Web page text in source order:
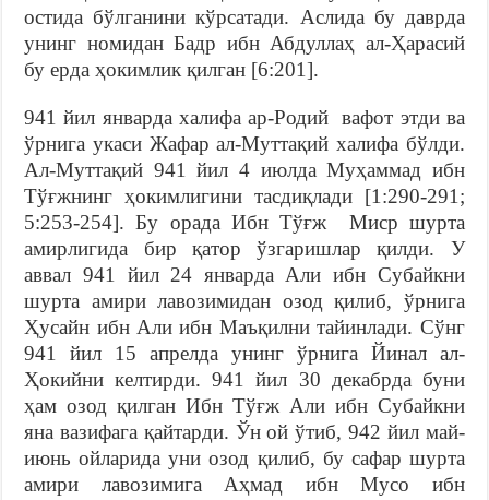
остида бўлганини кўрсатади. Аслида бу даврда
унинг номидан Бадр ибн Абдуллаҳ ал-Ҳарасий
бу ерда ҳокимлик қилган [6:201].
941 йил январда халифа ар-Родий вафот этди ва
ўрнига укаси Жафар ал-Муттақий халифа бўлди.
Ал-Муттақий 941 йил 4 июлда Муҳаммад ибн
Тўғжнинг ҳокимлигини тасдиқлади [1:290-291;
5:253-254]. Бу орада Ибн Тўғж Миср шурта
амирлигида бир қатор ўзгаришлар қилди. У
аввал 941 йил 24 январда Али ибн Субайкни
шурта амири лавозимидан озод қилиб, ўрнига
Ҳусайн ибн Али ибн Маъқилни тайинлади. Сўнг
941 йил 15 апрелда унинг ўрнига Йинал ал-
Ҳокийни келтирди. 941 йил 30 декабрда буни
ҳам озод қилган Ибн Тўғж Али ибн Субайкни
яна вазифага қайтарди. Ўн ой ўтиб, 942 йил май-
июнь ойларида уни озод қилиб, бу сафар шурта
амири лавозимига Аҳмад ибн Мусо ибн